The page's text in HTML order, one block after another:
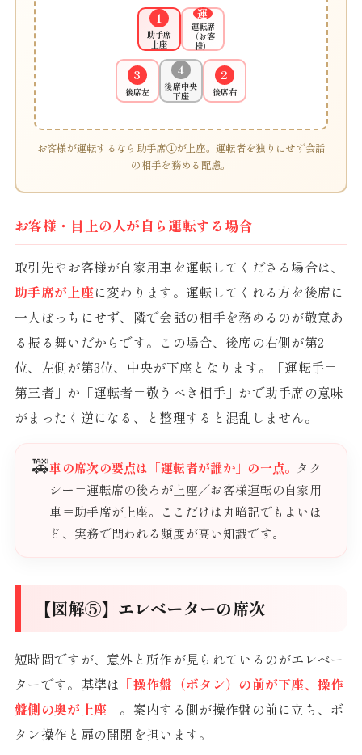
1
助手席
上座
運
運転席
（お客
様）
3
後席左
4
後席中央
下座
2
後席右
お客様が運転するなら助手席①が上座。運転者を独りにせず会話
の相手を務める配慮。
お客様・目上の人が自ら運転する場合
取引先やお客様が自家用車を運転してくださる場合は、
助手席が上座に変わります。運転してくれる方を後席に
一人ぼっちにせず、隣で会話の相手を務めるのが敬意あ
る振る舞いだからです。この場合、後席の右側が第2
位、左側が第3位、中央が下座となります。「運転手＝
第三者」か「運転者＝敬うべき相手」かで助手席の意味
がまったく逆になる、と整理すると混乱しません。
🚕車の席次の要点は「運転者が誰か」の一点。 タク
シー＝運転席の後ろが上座／お客様運転の自家用
車＝助手席が上座。ここだけは丸暗記でもよいほ
ど、実務で問われる頻度が高い知識です。
【図解⑤】エレベーターの席次
短時間ですが、意外と所作が見られているのがエレベー
ターです。基準は 「操作盤（ボタン）の前が下座、操作
盤側の奥が上座」 。案内する側が操作盤の前に立ち、ボ
タン操作と扉の開閉を担います。